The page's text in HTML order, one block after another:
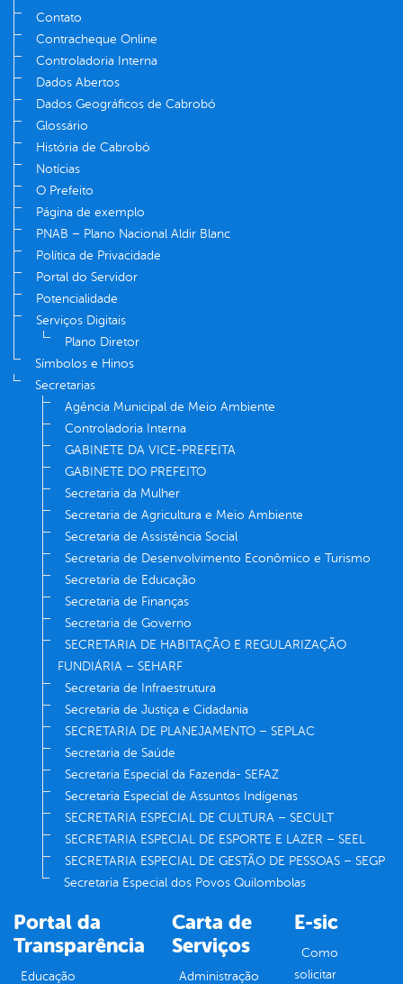
Contato
Contracheque Online
Controladoria Interna
Dados Abertos
Dados Geográficos de Cabrobó
Glossário
História de Cabrobó
Notícias
O Prefeito
Página de exemplo
PNAB – Plano Nacional Aldir Blanc
Política de Privacidade
Portal do Servidor
Potencialidade
Serviços Digitais
Plano Diretor
Símbolos e Hinos
Secretarias
Agência Municipal de Meio Ambiente
Controladoria Interna
GABINETE DA VICE-PREFEITA
GABINETE DO PREFEITO
Secretaria da Mulher
Secretaria de Agricultura e Meio Ambiente
Secretaria de Assistência Social
Secretaria de Desenvolvimento Econômico e Turismo
Secretaria de Educação
Secretaria de Finanças
Secretaria de Governo
SECRETARIA DE HABITAÇÃO E REGULARIZAÇÃO
FUNDIÁRIA – SEHARF
Secretaria de Infraestrutura
Secretaria de Justiça e Cidadania
SECRETARIA DE PLANEJAMENTO – SEPLAC
Secretaria de Saúde
Secretaria Especial da Fazenda- SEFAZ
Secretaria Especial de Assuntos Indígenas
SECRETARIA ESPECIAL DE CULTURA – SECULT
SECRETARIA ESPECIAL DE ESPORTE E LAZER – SEEL
SECRETARIA ESPECIAL DE GESTÃO DE PESSOAS – SEGP
Secretaria Especial dos Povos Quilombolas
Portal da
Transparência
Educação
Carta de
Serviços
Administração
E-sic
Como
solicitar